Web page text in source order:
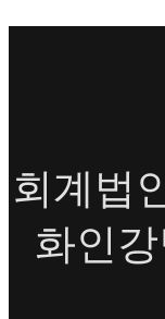
회계법
화인